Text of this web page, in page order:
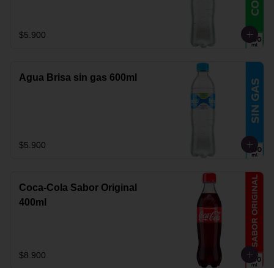
$5.900
Agua Brisa sin gas 600ml
$5.900
Coca-Cola Sabor Original
400ml
$8.900